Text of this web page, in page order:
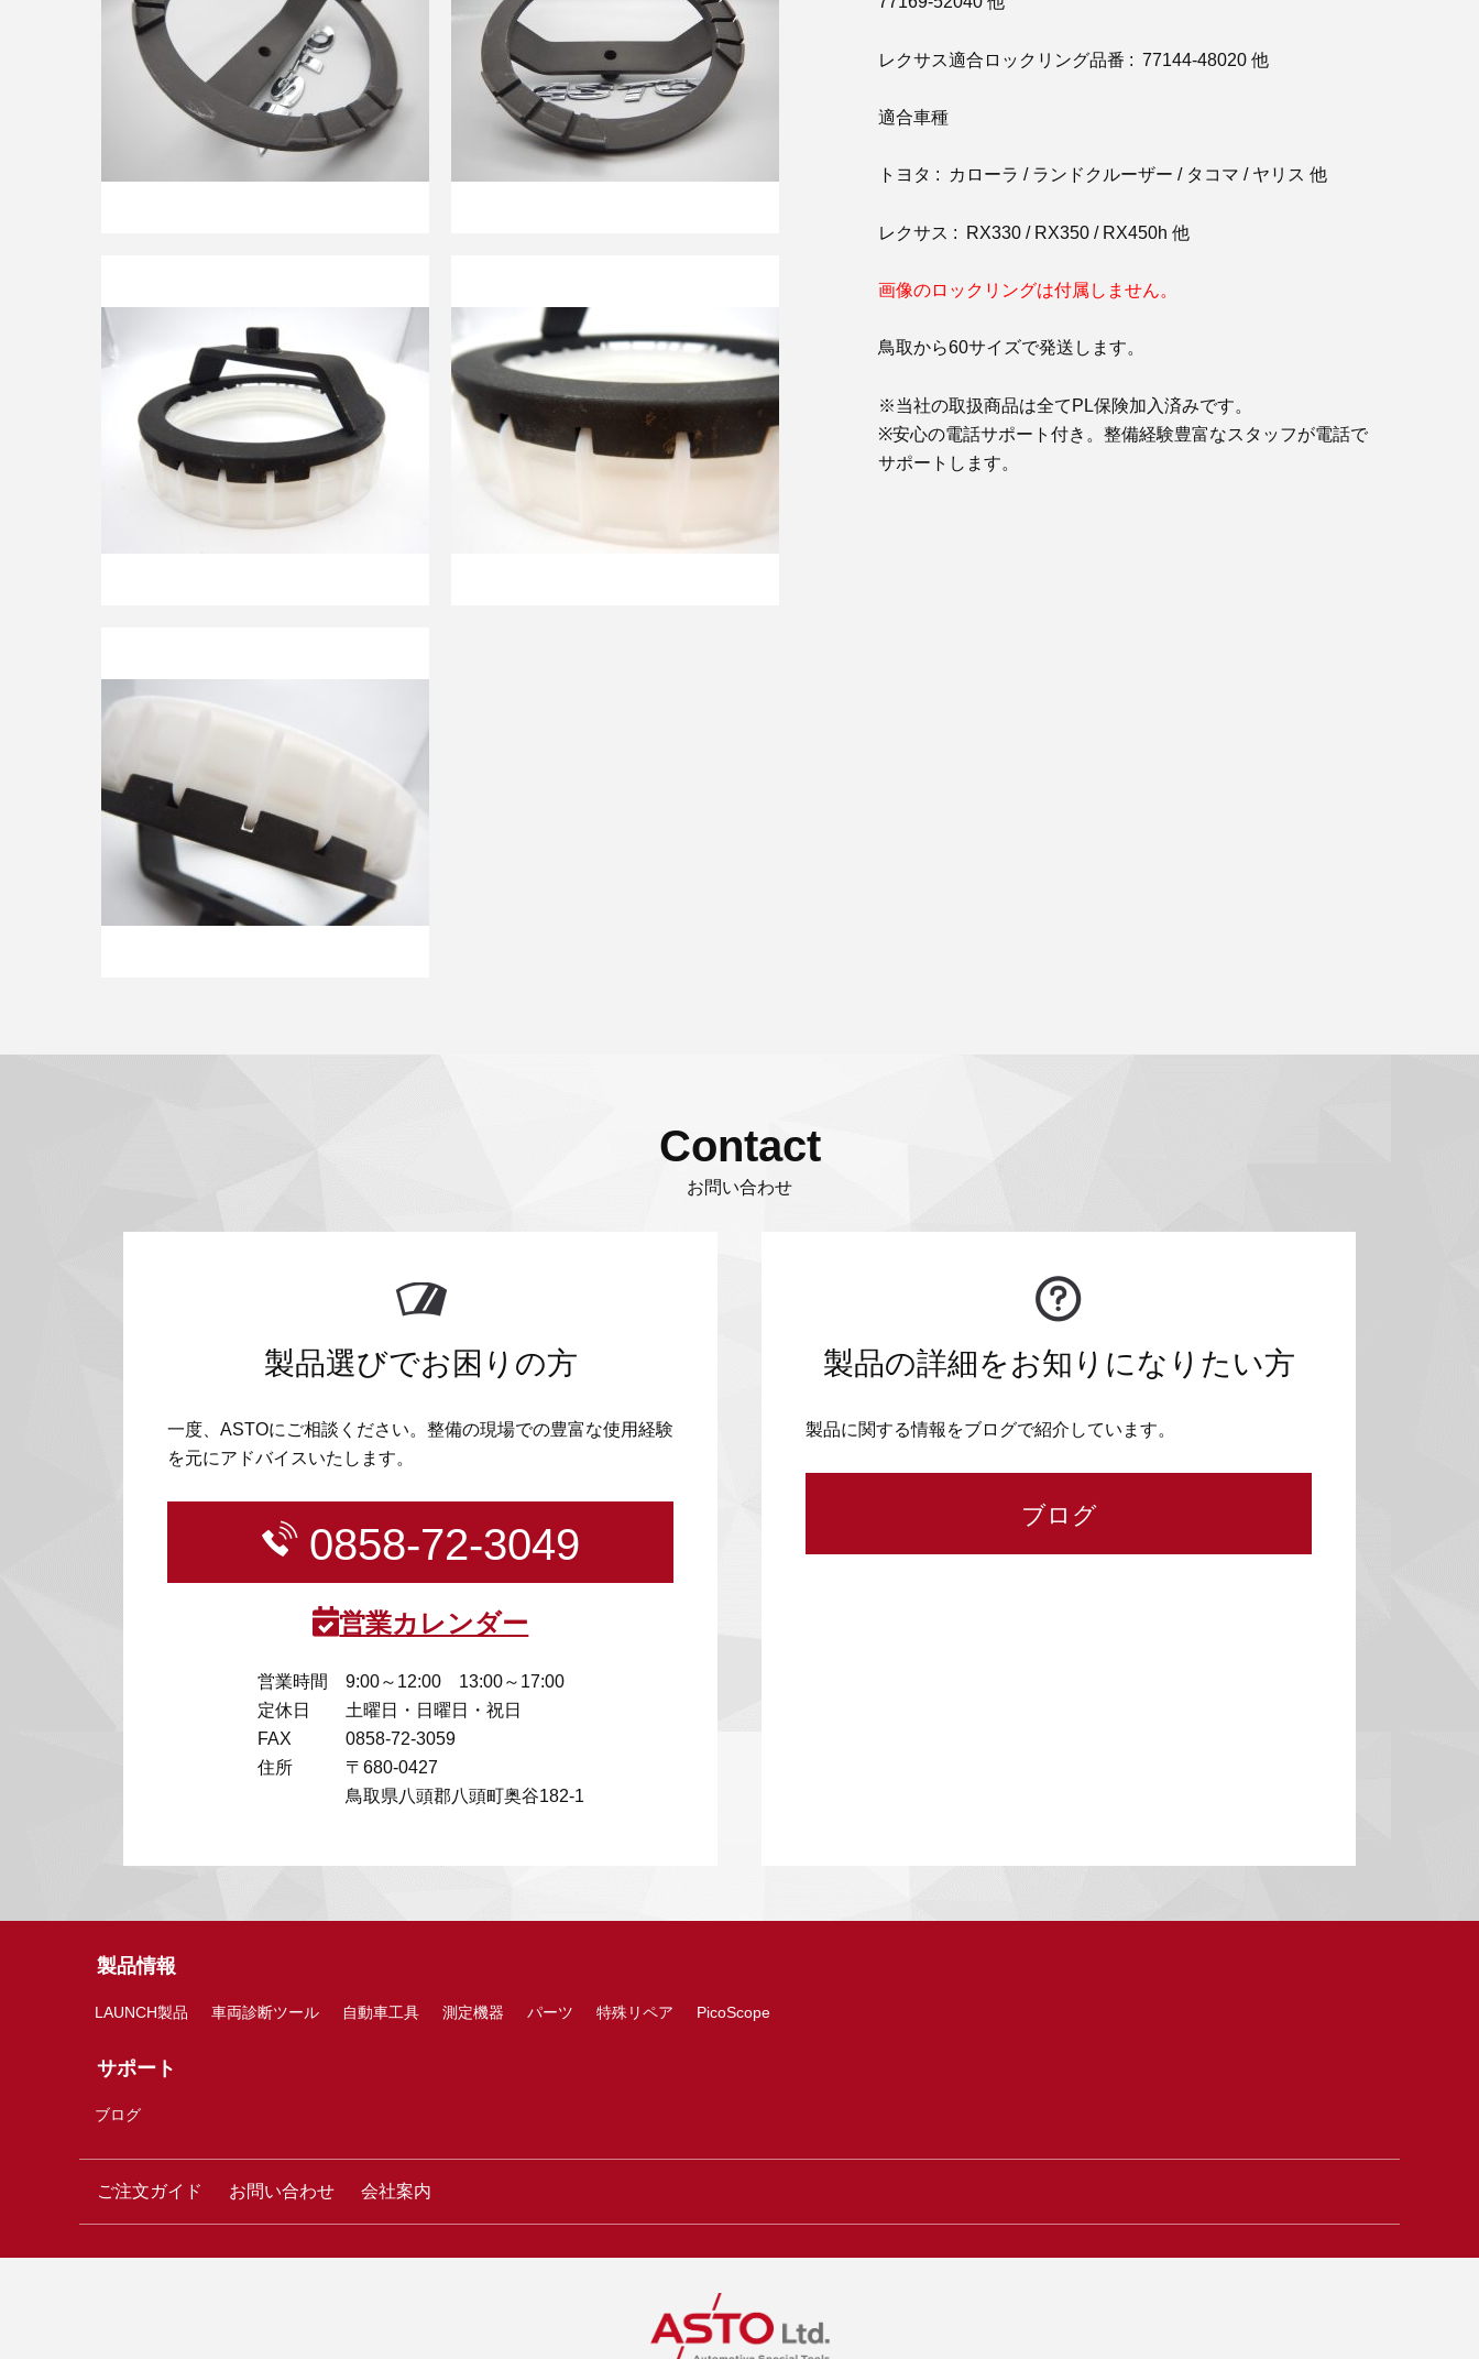
レクサス適合ロックリング品番 : 77144-48020 他
適合車種
トヨタ : カローラ / ランドクルーザー / タコマ / ヤリス 他
レクサス : RX330 / RX350 / RX450h 他
画像のロックリングは付属しません。
鳥取から60サイズで発送します。
※当社の取扱商品は全てPL保険加入済みです。
※安心の電話サポート付き。整備経験豊富なスタッフが電話で
サポートします。
Contact
お問い合わせ
製品選びでお困りの方
一度、ASTOにご相談ください。整備の現場での豊富な使用経験
を元にアドバイスいたします。
0858-72-3049
営業カレンダー
営業時間
9:00～12:00 13:00～17:00
定休日
土曜日・日曜日・祝日
FAX
0858-72-3059
住所
〒680-0427
鳥取県八頭郡八頭町奥谷182-1
製品の詳細をお知りになりたい方
製品に関する情報をブログで紹介しています。
ブログ
製品情報
LAUNCH製品 車両診断ツール 自動車工具 測定機器 パーツ 特殊リペア PicoScope
サポート
ブログ
ご注文ガイド お問い合わせ 会社案内